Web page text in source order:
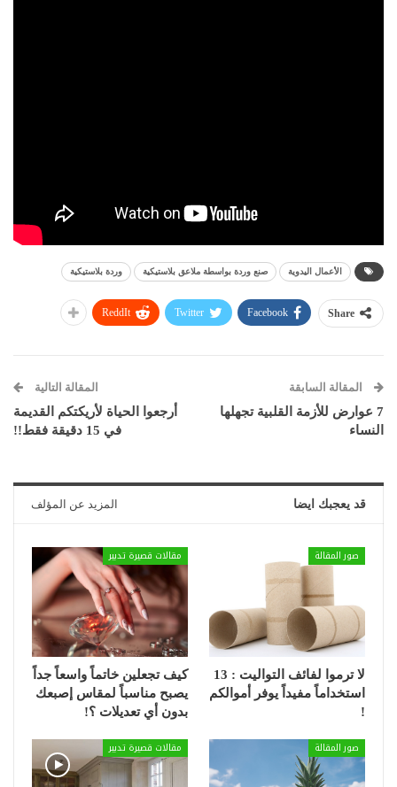
الأعمال اليدوية صنع وردة بواسطة ملاعق بلاستيكية وردة بلاستيكية
Share
Facebook
Twitter
ReddIt
المقالة السابقة
7 عوارض للأزمة القلبية تجهلها
النساء
المقالة التالية
أرجعوا الحياة لأريكتكم القديمة
في 15 دقيقة فقط!!
قد يعجبك ايضا المزيد عن المؤلف
صور المقالة
لا ترموا لفائف التواليت : 13
استخداماً مفيداً يوفر أموالكم
!
مقالات قصيرة تدبير
كيف تجعلين خاتماً واسعاً جداً
يصبح مناسباً لمقاس إصبعك
بدون أي تعديلات ؟!
صور المقالة مقالات قصيرة تدبير